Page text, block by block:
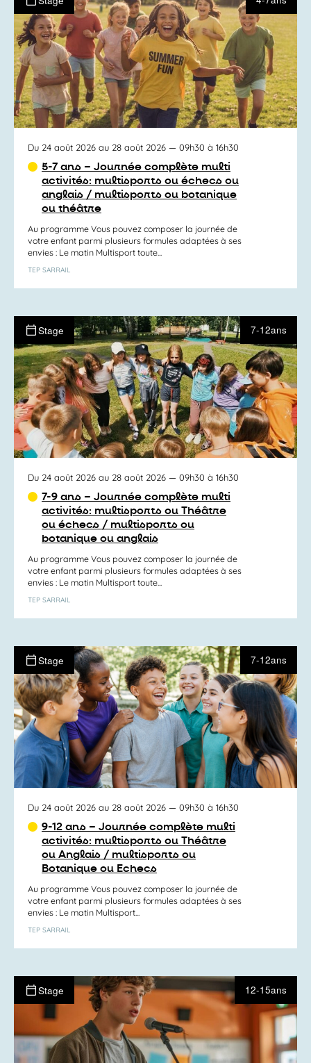
Du 24 août 2026 au 28 août 2026 — 09h30 à 16h30
5-7 ans – Journée complète multi
activités: multisports ou échecs ou
anglais / multisports ou botanique
ou théâtre
Au programme Vous pouvez composer la journée de
votre enfant parmi plusieurs formules adaptées à ses
envies : Le matin Multisport toute...
TEP SARRAIL
Stage 7-12ans
Du 24 août 2026 au 28 août 2026 — 09h30 à 16h30
7-9 ans – Journée complète multi
activités: multisports ou Théâtre
ou échecs / multisports ou
botanique ou anglais
Au programme Vous pouvez composer la journée de
votre enfant parmi plusieurs formules adaptées à ses
envies : Le matin Multisport toute...
TEP SARRAIL
Stage 7-12ans
Du 24 août 2026 au 28 août 2026 — 09h30 à 16h30
9-12 ans – Journée complète multi
activités: multisports ou Théâtre
ou Anglais / multisports ou
Botanique ou Echecs
Au programme Vous pouvez composer la journée de
votre enfant parmi plusieurs formules adaptées à ses
envies : Le matin Multisport...
TEP SARRAIL
Stage 12-15ans